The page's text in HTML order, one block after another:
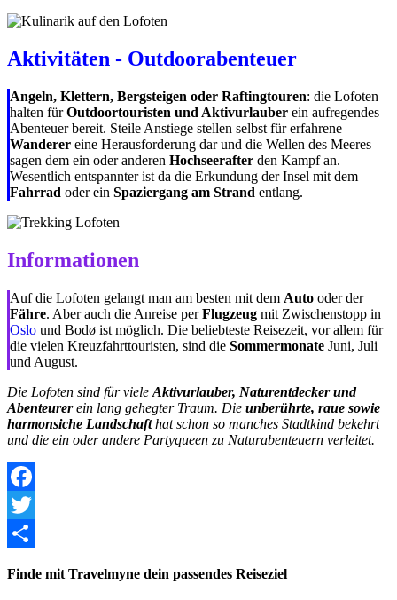
Aktivitäten - Outdoorabenteuer
Angeln, Klettern, Bergsteigen oder Raftingtouren: die Lofoten
halten fürOutdoortouristen und Aktivurlauber ein aufregendes
Abenteuer bereit. Steile Anstiege stellen selbst für erfahrene
Wanderer eine Herausforderung dar und die Wellen des Meeres
sagen dem ein oder anderen Hochseerafter den Kampf an.
Wesentlich entspannter ist da die Erkundung der Insel mit dem
Fahrrad oder ein Spaziergang am Strand entlang.
Informationen
Auf die Lofoten gelangt man am besten mit dem Auto oder der
Fähre. Aber auch die Anreise perFlugzeug mit Zwischenstopp in
Oslo und Bodø ist möglich. Die beliebteste Reisezeit, vor allem für
die vielen Kreuzfahrttouristen, sind die Sommermonate Juni, Juli
und August.
Die Lofoten sind für viele Aktivurlauber, Naturentdecker und
Abenteurerein lang gehegter Traum. Die unberührte, raue sowie
harmonsiche Landschafthat schon so manches Stadtkind bekehrt
und die ein oder andere Partyqueen zu Naturabenteuern verleitet.
Facebook
Twitter
Finde mit Travelmyne dein passendes Reiseziel